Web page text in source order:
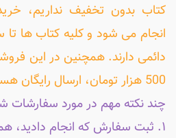
کتاب بدون تخفیف نداریم،
دائمی دارند. همچنین در این
500 هزار تومان، ارسال رایگان هست...
چند نکته مهم در مورد سفارشات
۱. ثبت سفارش که انجام دادید،